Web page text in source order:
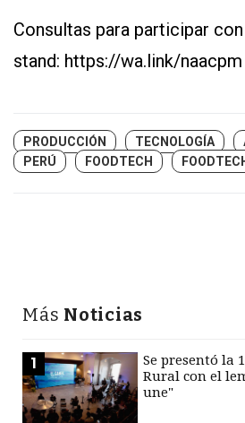
Consultas para participar con
stand: https://wa.link/naacpm
PRODUCCIÓN TECNOLOGÍA
PERÚ
FOODTECH
Más Noticias
1
Se presentó la
Rural con el
une"